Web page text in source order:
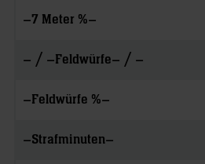
–7 Meter %–
– / –Feldwürfe– / –
–Feldwürfe %–
–Strafminuten–